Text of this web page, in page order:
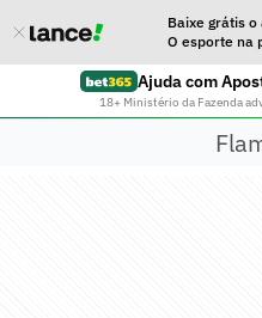
Baixe grátis o
O esporte na
Ajuda com
18+ Ministério da Fazenda